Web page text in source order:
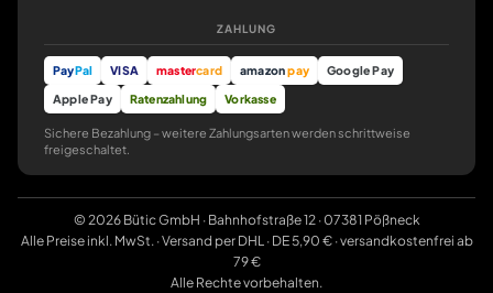
ZAHLUNG
PayPal VISA mastercard amazonpay
Google Pay
Apple Pay
Ratenzahlung Vorkasse
Sichere Bezahlung – weitere Zahlungsarten werden schrittweise
freigeschaltet.
© 2026 Bütic GmbH · Bahnhofstraße 12 · 07381 Pößneck
Alle Preise inkl. MwSt. · Versand per DHL · DE 5,90 € · versandkostenfrei ab
79 €
Alle Rechte vorbehalten.